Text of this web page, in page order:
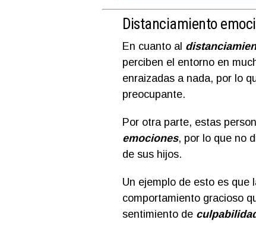
Distanciamiento
En cuanto al
perciben el entorno en
enraizadas a nada, por lo
preocupante.
Por otra parte, estas
emociones, por lo que no
de sus hijos.
Un ejemplo de esto es que
comportamiento gracioso
sentimiento de